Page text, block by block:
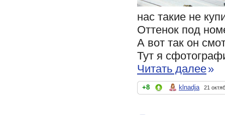
нас такие не
Оттенок под
А вот так он
Тут я
Читать далее»
+8 klnadja 21